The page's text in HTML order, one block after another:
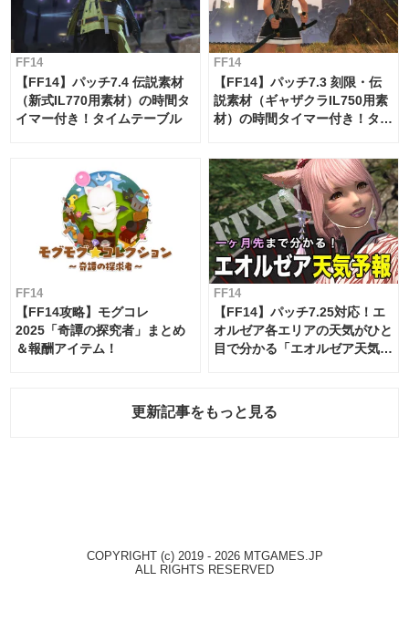
FF14
【FF14】パッチ7.4 伝説素材
（新式IL770用素材）の時間タ
イマー付き！タイムテーブル
FF14
【FF14】パッチ7.3 刻限・伝
説素材（ギャザクラIL750用素
材）の時間タイマー付き！タイ
FF14
【FF14攻略】モグコレ
2025「奇譚の探究者」まとめ
＆報酬アイテム！
FF14
【FF14】パッチ7.25対応！エ
オルゼア各エリアの天気がひと
目で分かる「エオルゼア天気予
更新記事をもっと見る
COPYRIGHT (c) 2019 - 2026 MTGAMES.JP
ALL RIGHTS RESERVED